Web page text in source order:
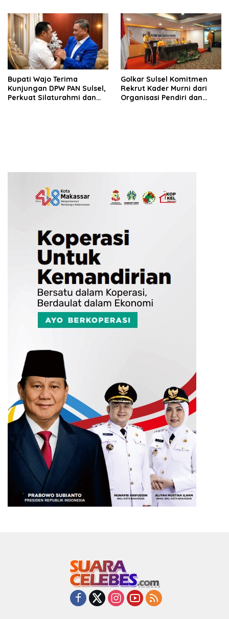
Bupati Wajo Terima
Kunjungan DPW PAN Sulsel,
Perkuat Silaturahmi dan
Golkar Sulsel Komitmen
Rekrut Kader Murni dari
Organisasi Pendiri dan